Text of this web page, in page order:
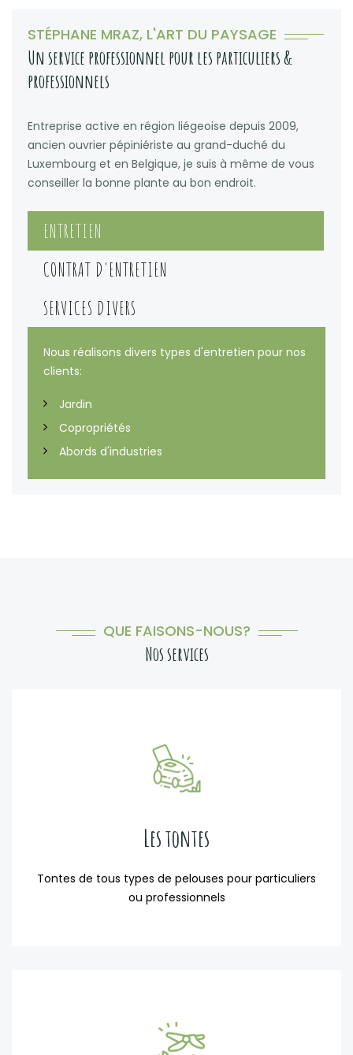
STÉPHANE MRAZ, L'ART DU PAYSAGE
Un service professionnel pour les particuliers &
professionnels
Entreprise active en région liégeoise depuis 2009,
ancien ouvrier pépiniériste au grand-duché du
Luxembourg et en Belgique, je suis à même de vous
conseiller la bonne plante au bon endroit.
ENTRETIEN
CONTRAT D'ENTRETIEN
SERVICES DIVERS
Nous réalisons divers types d'entretien pour nos
clients:
Jardin
Copropriétés
Abords d'industries
QUE FAISONS-NOUS?
Nos services
Les tontes
Tontes de tous types de pelouses pour particuliers
ou professionnels